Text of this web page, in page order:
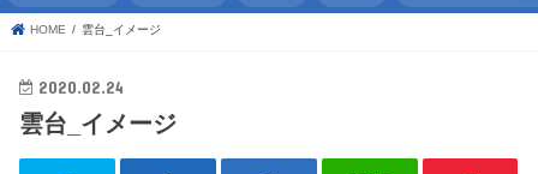
HOME 雲台_イメージ
2020.02.24
雲台_イメージ